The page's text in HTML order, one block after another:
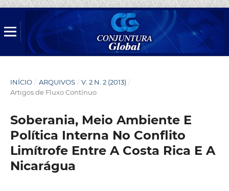
INÍCIO / ARQUIVOS / V. 2 N. 2 (2013) /
Artigos de Fluxo Contínuo
Soberania, Meio Ambiente E
Política Interna No Conflito
Limítrofe Entre A Costa Rica E A
Nicarágua